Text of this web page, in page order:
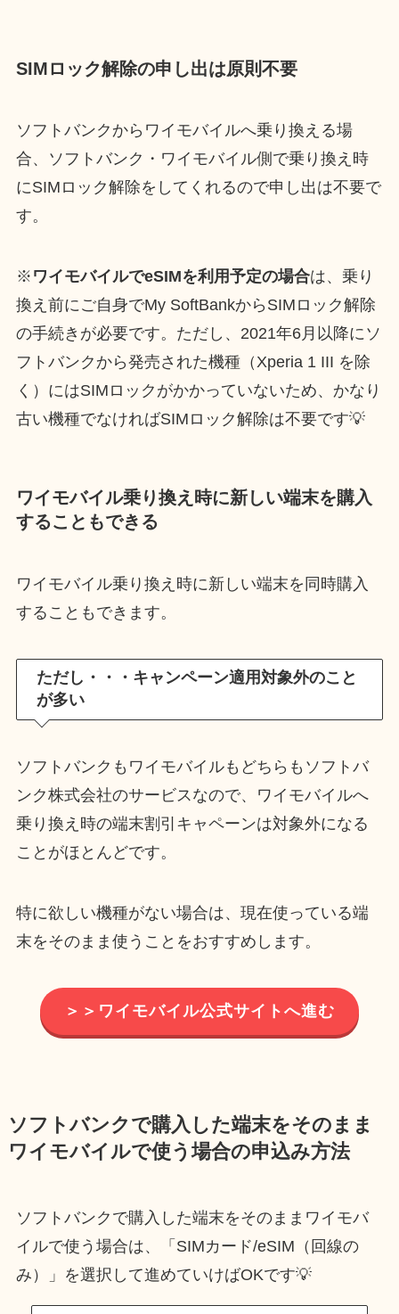
SIMロック解除の申し出は原則不要
ソフトバンクからワイモバイルへ乗り換える場
合、ソフトバンク・ワイモバイル側で乗り換え時
にSIMロック解除をしてくれるので申し出は不要で
す。
※ ワイモバイルでeSIMを利用予定の場合は、乗り
換え前にご自身でMy SoftBankからSIMロック解除
の手続きが必要です。ただし、2021年6月以降にソ
フトバンクから発売された機種（Xperia 1 III を除
く）にはSIMロックがかかっていないため、かなり
古い機種でなければSIMロック解除は不要です💡
ワイモバイル乗り換え時に新しい端末を購入
することもできる
ワイモバイル乗り換え時に新しい端末を同時購入
することもできます。
ただし・・・キャンペーン適用対象外のこと
が多い
ソフトバンクもワイモバイルもどちらもソフトバ
ンク株式会社のサービスなので、ワイモバイルへ
乗り換え時の端末割引キャペーンは対象外になる
ことがほとんどです。
特に欲しい機種がない場合は、現在使っている端
末をそのまま使うことをおすすめします。
＞＞ワイモバイル公式サイトへ進む
ソフトバンクで購入した端末をそのまま
ワイモバイルで使う場合の申込み方法
ソフトバンクで購入した端末をそのままワイモバ
イルで使う場合は、「SIMカード/eSIM（回線の
み）」を選択して進めていけばOKです💡